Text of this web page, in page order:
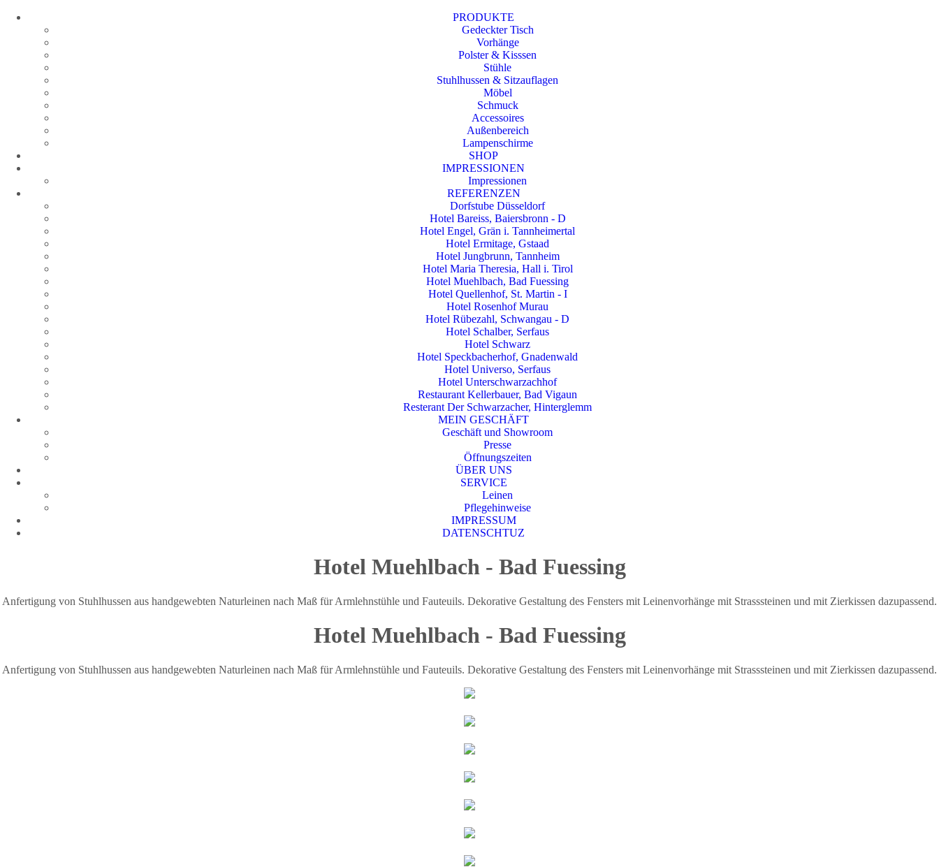
PRODUKTE
Gedeckter Tisch
Vorhänge
Polster & Kisssen
Stühle
Stuhlhussen & Sitzauflagen
Möbel
Schmuck
Accessoires
Außenbereich
Lampenschirme
SHOP
IMPRESSIONEN
Impressionen
REFERENZEN
Dorfstube Düsseldorf
Hotel Bareiss, Baiersbronn - D
Hotel Engel, Grän i. Tannheimertal
Hotel Ermitage, Gstaad
Hotel Jungbrunn, Tannheim
Hotel Maria Theresia, Hall i. Tirol
Hotel Muehlbach, Bad Fuessing
Hotel Quellenhof, St. Martin - I
Hotel Rosenhof Murau
Hotel Rübezahl, Schwangau - D
Hotel Schalber, Serfaus
Hotel Schwarz
Hotel Speckbacherhof, Gnadenwald
Hotel Universo, Serfaus
Hotel Unterschwarzachhof
Restaurant Kellerbauer, Bad Vigaun
Resterant Der Schwarzacher, Hinterglemm
MEIN GESCHÄFT
Geschäft und Showroom
Presse
Öffnungszeiten
ÜBER UNS
SERVICE
Leinen
Pflegehinweise
IMPRESSUM
DATENSCHTUZ
Hotel Muehlbach - Bad Fuessing
Anfertigung von Stuhlhussen aus handgewebten Naturleinen nach Maß für Armlehnstühle und Fauteuils. Dekorative Gestaltung des Fensters mit Leinenvorhänge mit Strasssteinen und mit Zierkissen dazupassend.
Hotel Muehlbach - Bad Fuessing
Anfertigung von Stuhlhussen aus handgewebten Naturleinen nach Maß für Armlehnstühle und Fauteuils. Dekorative Gestaltung des Fensters mit Leinenvorhänge mit Strasssteinen und mit Zierkissen dazupassend.